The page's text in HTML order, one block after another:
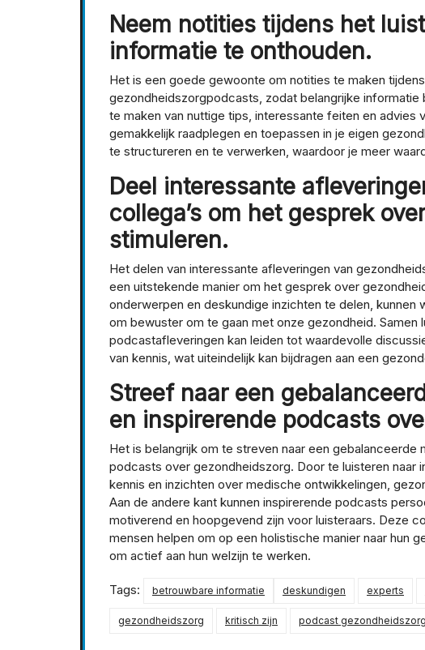
Neem notities tijdens het
informatie te onthouden.
Het is een goede gewoonte om notities te maken
gezondheidszorgpodcasts, zodat belangrijke
te maken van nuttige tips, interessante feiten en advies
gemakkelijk raadplegen en toepassen in je eigen
te structureren en te verwerken, waardoor je meer
Deel interessante
collega’s om het gesprek
stimuleren.
Het delen van interessante afleveringen van
een uitstekende manier om het gesprek over
onderwerpen en deskundige inzichten te delen, kunnen
om bewuster om te gaan met onze gezondheid. Samen
podcastafleveringen kan leiden tot waardevolle
van kennis, wat uiteindelijk kan bijdragen aan een
Streef naar een
en inspirerende podcasts
Het is belangrijk om te streven naar een gebalanceerde
podcasts over gezondheidszorg. Door te luisteren naar
kennis en inzichten over medische ontwikkelingen,
Aan de andere kant kunnen inspirerende podcasts
motiverend en hoopgevend zijn voor luisteraars. Deze
mensen helpen om op een holistische manier naar hun
om actief aan hun welzijn te werken.
Tags: betrouwbare informatie deskundigen experts
gezondheidszorg kritisch zijn podcast gezondheidszorg